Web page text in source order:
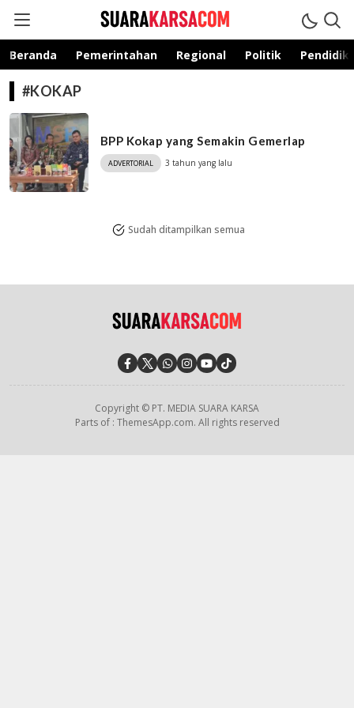
suarakarsa.com
Informasi terpercaya
Beranda Pemerintahan Regional Politik
#KOKAP
BPP Kokap yang Semakin Gemerlap
ADVERTORIAL 3 tahun yang lalu
Sudah ditampilkan semua
Copyright © PT. MEDIA SUARA KARSA
Parts of : ThemesApp.com. All rights reserved